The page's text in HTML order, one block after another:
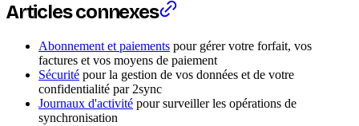
Articles connexes
Abonnement et paiements pour gérer votre forfait, vos
factures et vos moyens de paiement
Sécurité pour la gestion de vos données et de votre
confidentialité par 2sync
Journaux d'activité pour surveiller les opérations de
synchronisation